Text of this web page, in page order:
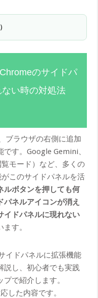
のサイドパ
い時の対処法
ブラウザの右側に追加
す。Google Gemini、
モード）など、多くの
このサイドパネルを活
ルボタンを押しても何
パネルアイコンが消え
イドパネルに現れない
す。
イドパネルに拡張機能
説し、初心者でも実践
で紹介します。
した内容です。